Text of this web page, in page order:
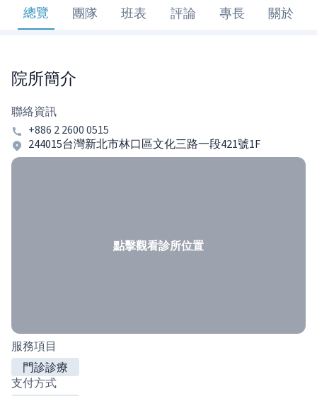
總覽 團隊 班表 評論 專長 關於
院所簡介
聯絡資訊
+886 2 2600 0515
244015台灣新北市林口區文化三路一段421號1F
點擊觀看診所位置
服務項目
門診診療
支付方式